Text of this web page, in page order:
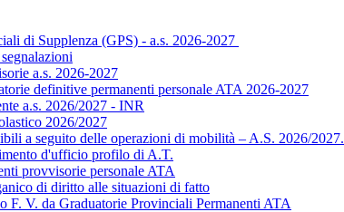
di Supplenza (GPS) - a.s. 2026-2027
a.s. 2026-2027
definitive permanenti personale ATA 2026-2027
a.s. 2026/2027 - INR
2026/2027
a seguito delle operazioni di mobilità – A.S. 2026/2027.
d'ufficio profilo di A.T.
provvisorie personale ATA
di diritto alle situazioni di fatto
F. V. da Graduatorie Provinciali Permanenti ATA